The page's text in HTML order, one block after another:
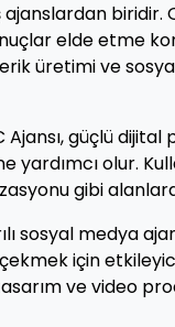
ajanslardan
elde etme
üretimi ve
Ajansı, güçlü
yardımcı olur.
gibi
sosyal medya
için
ve video